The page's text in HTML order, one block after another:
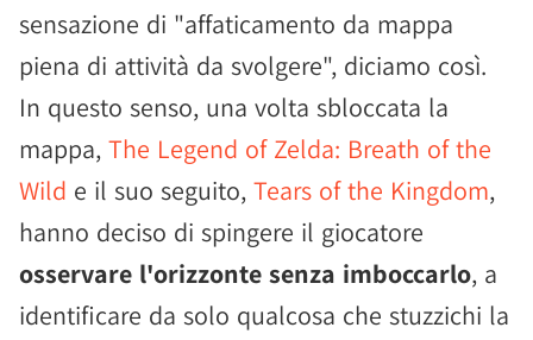
sensazione di "affaticamento da mappa
piena di attività da svolgere", diciamo così.
In questo senso, una volta sbloccata la
mappa, The Legend of Zelda: Breath of the
Wild e il suo seguito, Tears of the Kingdom,
hanno deciso di spingere il giocatore
osservare l'orizzonte senza imboccarlo, a
identificare da solo qualcosa che stuzzichi la